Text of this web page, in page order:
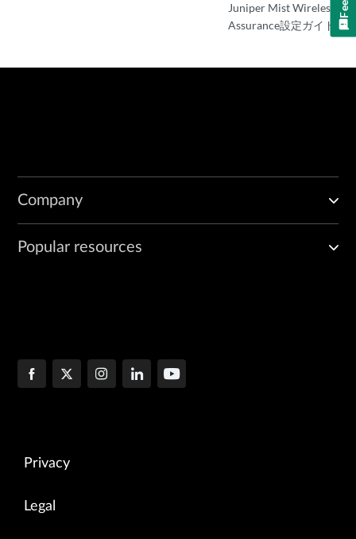
Juniper Mist Wireless
Assurance設定ガイド
Company
Popular resources
Privacy
Legal